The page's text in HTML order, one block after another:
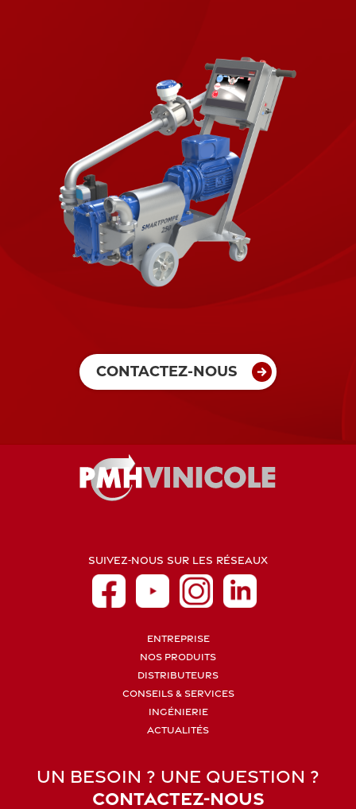
CONTACTEZ-NOUS
SUIVEZ-NOUS SUR LES RÉSEAUX
ENTREPRISE
NOS PRODUITS
DISTRIBUTEURS
CONSEILS & SERVICES
INGÉNIERIE
ACTUALITÉS
UN BESOIN ? UNE QUESTION ?
CONTACTEZ-NOUS